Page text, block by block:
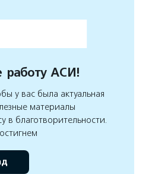
работу АСИ!
у вас была актуальная
материалы
в благотворительности.